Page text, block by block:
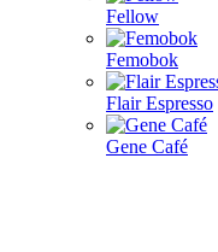
Fellow
Femobok
Flair Espresso
Gene Café